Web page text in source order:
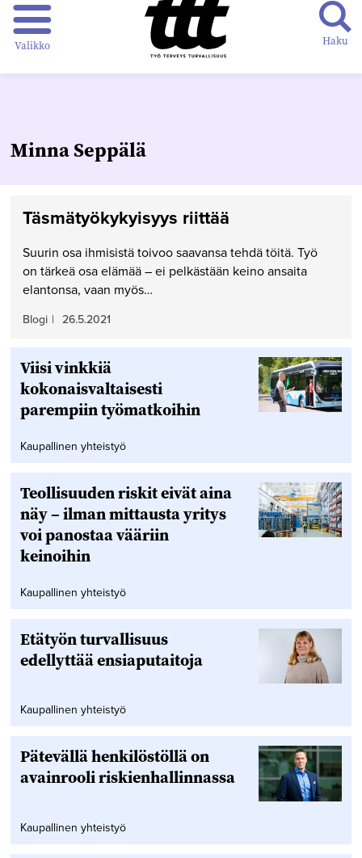
Valikko Haku
Minna Seppälä
Täsmätyökykyisyys riittää
Suurin osa ihmisistä toivoo saavansa tehdä töitä. Työ
on tärkeä osa elämää – ei pelkästään keino ansaita
elantonsa, vaan myös…
Blogi | 26.5.2021
Viisi vinkkiä
kokonaisvaltaisesti
parempiin työmatkoihin
Kaupallinen yhteistyö
Teollisuuden riskit eivät aina
näy – ilman mittausta yritys
voi panostaa vääriin
keinoihin
Kaupallinen yhteistyö
Etätyön turvallisuus
edellyttää ensiaputaitoja
Kaupallinen yhteistyö
Pätevällä henkilöstöllä on
avainrooli riskienhallinnassa
Kaupallinen yhteistyö